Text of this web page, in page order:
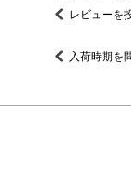
レビューを
入荷時期を